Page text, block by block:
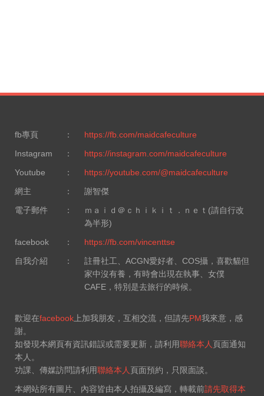
fb專頁 ：
https://fb.com/maidcafeculture
Instagram
：
https://instagram.com/maidcafeculture
Youtube
：
https://youtube.com/@maidcafeculture
網主
：
謝智傑
電子郵件
：
ｍａｉｄ＠ｃｈｉｋｉｔ．ｎｅｔ(請自行改
為半形)
facebook
：
https://fb.com/vincenttse
自我介紹
：
註冊社工、ACGN愛好者、COS攝，喜歡貓但
家中沒有養，有時會出現在執事、女僕
CAFE，特別是去旅行的時候。
歡迎在facebook 上加我朋友，互相交流，但請先PM我來意，感
謝。
如發現本網頁有資訊錯誤或需要更新，請利用聯絡本人 頁面通知
本人。
功課、傳媒訪問請利用聯絡本人 頁面預約，只限面談。
本網站所有圖片、內容皆由本人拍攝及編寫，轉載前請先取得本